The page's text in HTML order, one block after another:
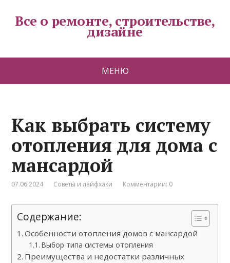
Все о ремонте, строительстве,
дизайне
МЕНЮ
Как выбрать систему
отопления для дома с
мансардой
07.06.2024 Советы и лайфхаки Комментарии: 0
Содержание:
Особенности отопления домов с мансардой
Выбор типа системы отопления
Преимущества и недостатки различных